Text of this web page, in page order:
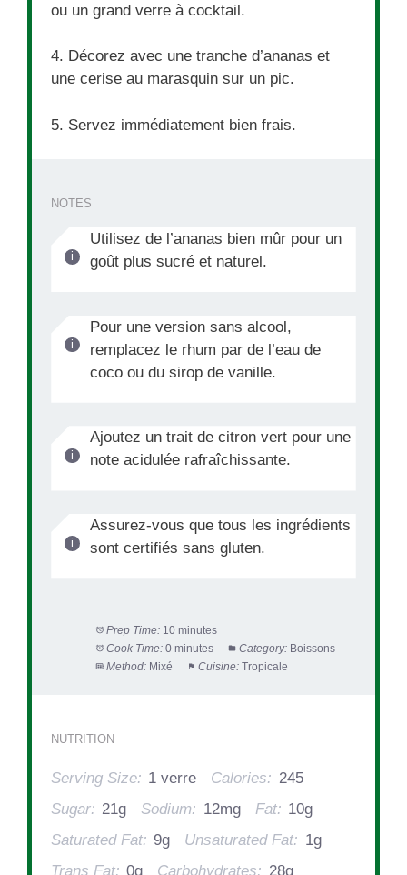
ou un grand verre à cocktail.
4. Décorez avec une tranche d’ananas et
une cerise au marasquin sur un pic.
5. Servez immédiatement bien frais.
NOTES
Utilisez de l’ananas bien mûr pour un
goût plus sucré et naturel.
Pour une version sans alcool,
remplacez le rhum par de l’eau de
coco ou du sirop de vanille.
Ajoutez un trait de citron vert pour une
note acidulée rafraîchissante.
Assurez-vous que tous les ingrédients
sont certifiés sans gluten.
Prep Time: 10 minutes
Cook Time: 0 minutes Category: Boissons
Method: Mixé Cuisine: Tropicale
NUTRITION
Serving Size: 1 verre Calories: 245
Sugar: 21g Sodium: 12mg Fat: 10g
Saturated Fat: 9g Unsaturated Fat: 1g
Trans Fat: 0g Carbohydrates: 28g